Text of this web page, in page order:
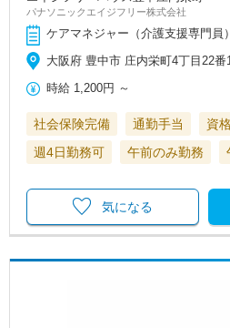
パナソニックエイジフリー株式会社
ケアマネジャー（介護支援専門員
大阪府 豊中市 庄内栄町4丁目22番
時給 1,200円 ～
社会保険完備 通勤手当 資
週4日勤務可
午前のみ勤務
気になる